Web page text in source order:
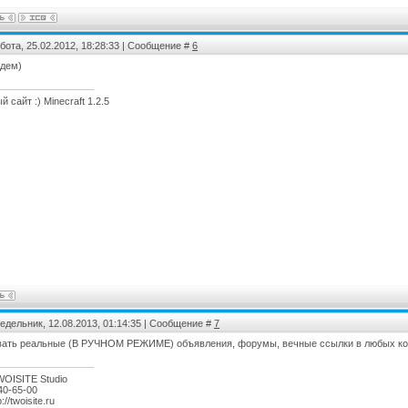
25.02.2012, 18:28:33 | Сообщение # 6
сайт :) Minecraft 1.2.5
12.08.2013, 01:14:35 | Сообщение # 7
реальные (В РУЧНОМ РЕЖИМЕ) объявления, форумы, вечные ссылки в любых
Studio
65-00
twoisite.ru